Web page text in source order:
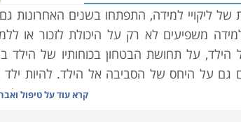
ליקויי למידה, התפתחו בשנים האחרונות גם
למידה משפיעים לא רק על היכולת לזכור או
על תחושת הבטחון בכוחותיו של הילד
גם על היחס של הסביבה אל הילד. להיות
או שאינו מתפקד כאחד מהחבר'ה.
קרא עוד עלטיפול